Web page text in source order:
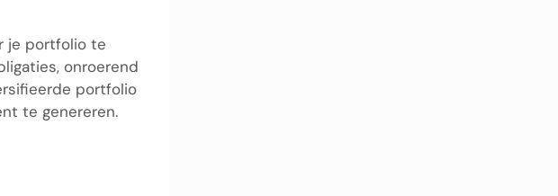
je portfolio te
onroerend
portfolio
te genereren.